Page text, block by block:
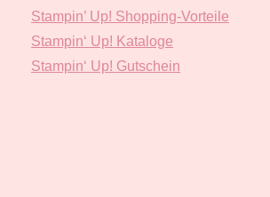
Stampin’ Up! Shopping-Vorteile
Stampin‘ Up! Kataloge
Stampin‘ Up! Gutschein